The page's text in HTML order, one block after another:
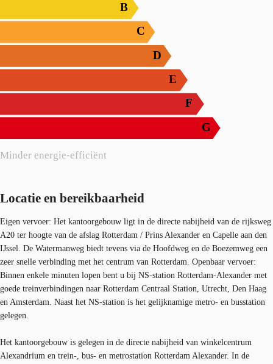
Minder energie-efficiënt
B
C
D
E
F
G
Locatie en bereikbaarheid
Eigen vervoer: Het kantoorgebouw ligt in de directe nabijheid van de rijksweg
A20 ter hoogte van de afslag Rotterdam / Prins Alexander en Capelle aan den
IJssel. De Watermanweg biedt tevens via de Hoofdweg en de Boezemweg een
zeer snelle verbinding met het centrum van Rotterdam. Openbaar vervoer:
Binnen enkele minuten lopen bent u bij NS-station Rotterdam-Alexander met
goede treinverbindingen naar Rotterdam Centraal Station, Utrecht, Den Haag
en Amsterdam. Naast het NS-station is het gelijknamige metro- en busstation
gelegen.
Het kantoorgebouw is gelegen in de directe nabijheid van winkelcentrum
Alexandrium en trein-, bus- en metrostation Rotterdam Alexander. In de